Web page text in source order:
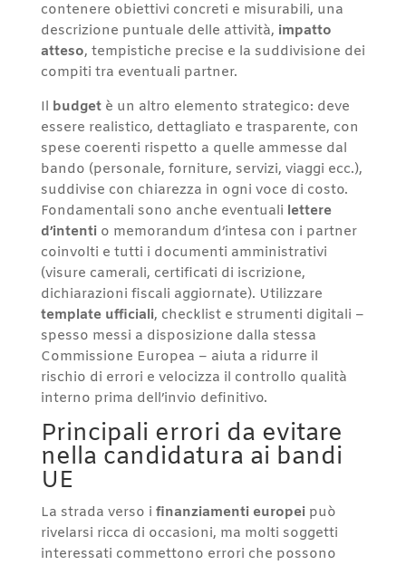
contenere obiettivi concreti e misurabili, una
descrizione puntuale delle attività, impatto
atteso, tempistiche precise e la suddivisione dei
compiti tra eventuali partner.
Il budgetè un altro elemento strategico: deve
essere realistico, dettagliato e trasparente, con
spese coerenti rispetto a quelle ammesse dal
bando (personale, forniture, servizi, viaggi ecc.),
suddivise con chiarezza in ogni voce di costo.
Fondamentali sono anche eventuali lettere
d’intentio memorandum d’intesa con i partner
coinvolti e tutti i documenti amministrativi
(visure camerali, certificati di iscrizione,
dichiarazioni fiscali aggiornate). Utilizzare
template ufficiali, checklist e strumenti digitali –
spesso messi a disposizione dalla stessa
Commissione Europea – aiuta a ridurre il
rischio di errori e velocizza il controllo qualità
interno prima dell’invio definitivo.
Principali errori da evitare
nella candidatura ai bandi
UE
La strada verso i finanziamenti europeipuò
rivelarsi ricca di occasioni, ma molti soggetti
interessati commettono errori che possono